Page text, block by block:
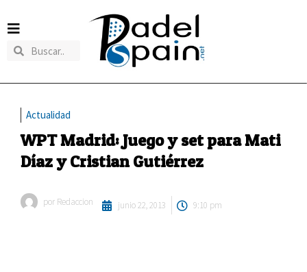
Actualidad
WPT Madrid: Juego y set para Mati
Díaz y Cristian Gutiérrez
por Redaccion junio 22, 2013 9:10 pm